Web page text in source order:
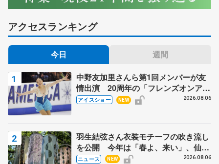
アクセスランキング
今日 週間
中野友加里さんら第1回メンバーが友
情出演 20周年の「フレンズオンアイ
ス」 宮本賢二さん、有川梨絵さん、
アイスショー NEW 2026.08.06
羽生結弦さん衣装モチーフの吹き流し
を公開 今年は「春よ、来い」、仙台
の瑞鳳殿
ニュース NEW 2026.08.06